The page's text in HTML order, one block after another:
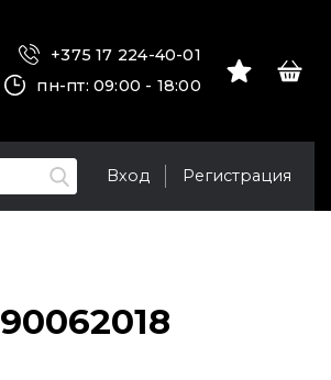
+375 17 224-40-01
пн-пт: 09:00 - 18:00
Вход Регистрация
90062018